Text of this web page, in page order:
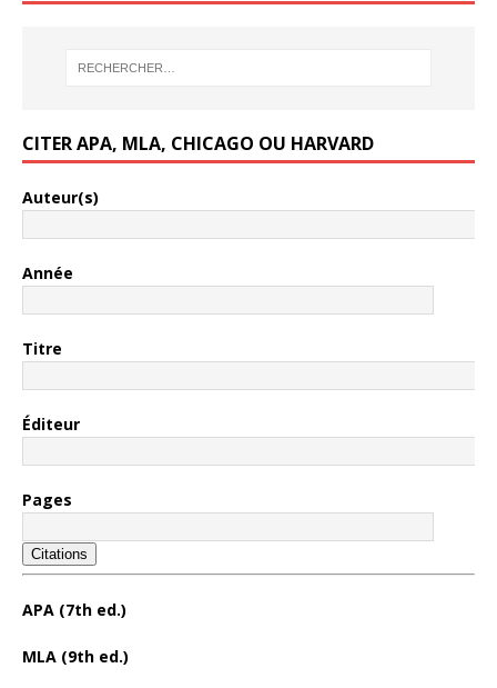
CITER APA, MLA, CHICAGO OU HARVARD
Auteur(s)
Année
Titre
Éditeur
Pages
Citations
APA (7th ed.)
MLA (9th ed.)